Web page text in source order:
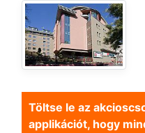
Töltse le az
applikációt, hogy